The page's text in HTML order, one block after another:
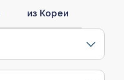
из Кореи